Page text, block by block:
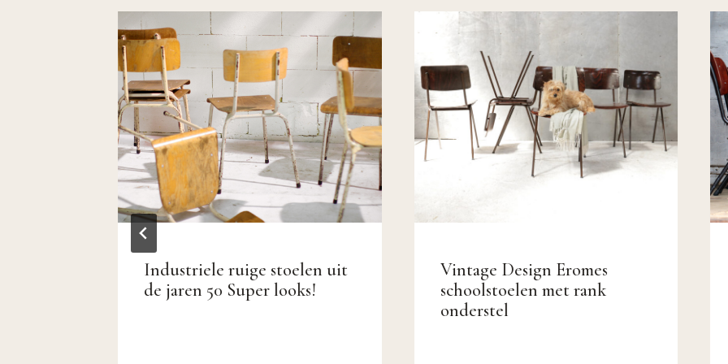
Industriele ruige stoelen uit
de jaren 50 Super looks!
Vintage Design Eromes
schoolstoelen met rank
onderstel